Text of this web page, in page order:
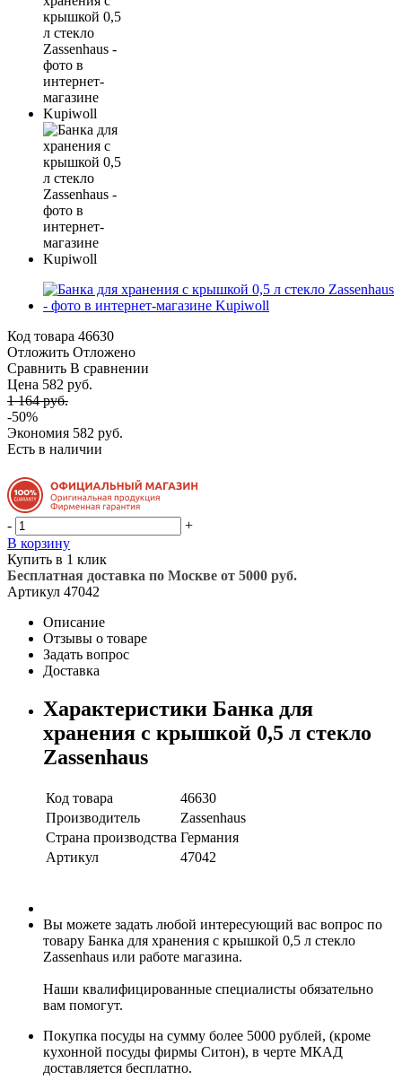
Код товара 46630
Отложить Отложено
Сравнить В сравнении
Цена 582 руб.
1 164 руб.
-50%
Экономия 582 руб.
Есть в наличии
-
+
В корзину
Купить в 1 клик
Бесплатная доставка по Москве от 5000 руб.
Артикул 47042
Описание
Отзывы о товаре
Задать вопрос
Доставка
Характеристики Банка для
хранения с крышкой 0,5 л стекло
Zassenhaus
Код товара
46630
Производитель
Zassenhaus
Страна производства Германия
Артикул
47042
Вы можете задать любой интересующий вас вопрос по
товару Банка для хранения с крышкой 0,5 л стекло
Zassenhaus или работе магазина.
Наши квалифицированные специалисты обязательно
вам помогут.
Покупка посуды на сумму более 5000 рублей, (кроме
кухонной посуды фирмы Ситон), в черте МКАД
доставляется бесплатно.